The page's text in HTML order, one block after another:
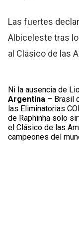
Las fuertes
Albiceleste tras
al Clásico de las
Ni la ausencia de
Argentina – Brasil
las Eliminatorias
de Raphinha solo
el Clásico de las
campeones del